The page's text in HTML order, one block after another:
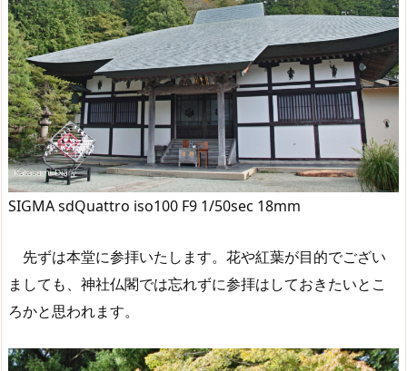
SIGMA sdQuattro iso100 F9 1/50sec 18mm
先ずは本堂に参拝いたします。花や紅葉が目的でござい
ましても、神社仏閣では忘れずに参拝はしておきたいとこ
ろかと思われます。